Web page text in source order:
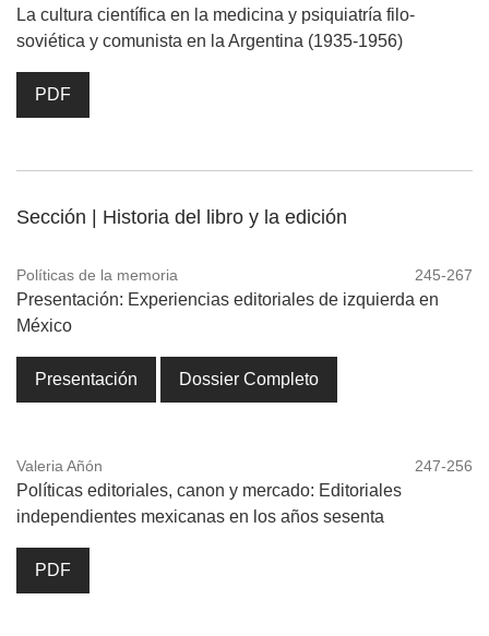
La cultura científica en la medicina y psiquiatría filo-
soviética y comunista en la Argentina (1935-1956)
PDF
Sección | Historia del libro y la edición
Políticas de la memoria 245-267
Presentación: Experiencias editoriales de izquierda en
México
Presentación Dossier Completo
Valeria Añón 247-256
Políticas editoriales, canon y mercado: Editoriales
independientes mexicanas en los años sesenta
PDF